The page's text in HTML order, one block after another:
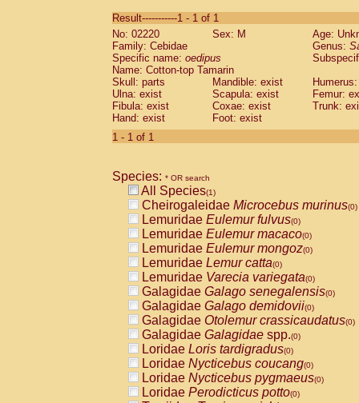
CebidaeSaguinus labiatus(0)
Cebidae Saguinus leucopus (0)
Cebidae
CebidaeSaguinus mystax
Cebidae Saguinus nigricollis (0)
Cebidae Saguinus oedipus
Cebidae Saguinus weddelli
Cebidae Saguinusspp.
Cebidae
CebidaeCebus capucinus
CebidaeCebus nigrivittatus
CebidaeCebus spp.(0)
CebidaeSaimiri boliviensis(0)
CebidaeSaimiri sciureus(0)
AtelidaeAlouatta caraya(0)
AtelidaeAlouatta fusca(0)
AtelidaeAlouatta seniculus(0)
AtelidaeAlouattaspp.(0)
AtelidaeAteles belzebuth(0)
AtelidaeAteles geoffroyi(0)
AtelidaeAteles paniscus(0)
AtelidaeAtelesspp.(0)
AtelidaeLagothrix lagothricha(0)
AtelidaeLagothrix lagothricha cana
PitheciidaeCacajao calvus
Result-----------1 - 1 of 1
No: 02220
Sex: M
Age:
Family: Cebidae
Genus:
Specific name: oedipus
Name: Cotton-top Tamarin
Skull: parts
Mandible: exist
Ulna: exist
Scapula: exist
Femur:
Fibula: exist
Coxae: exist
Trunk:
Hand: exist
Foot: exist
1 - 1 of 1
Species: * OR search
All Species(1)
Cheirogaleidae Microcebus murinus(0)
Lemuridae Eulemur fulvus(0)
Lemuridae Eulemur macaco(0)
Lemuridae Eulemur mongoz(0)
Lemuridae Lemur catta(0)
Lemuridae Varecia variegata(0)
Galagidae Galago senegalensis(0)
Galagidae Galago demidovii(0)
Galagidae Otolemur crassicaudatus(0)
Galagidae Galagidae spp.(0)
Loridae Loris tardigradus(0)
Loridae Nycticebus coucang(0)
Loridae Nycticebus pygmaeus(0)
Loridae Perodicticus potto(0)